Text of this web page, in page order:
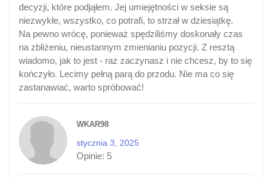
decyzji, które podjąłem. Jej umiejętności w seksie są
niezwykłe, wszystko, co potrafi, to strzał w dziesiątkę.
Na pewno wrócę, ponieważ spędziliśmy doskonały czas
na zbliżeniu, nieustannym zmienianiu pozycji. Z resztą
wiadomo, jak to jest - raz zaczynasz i nie chcesz, by to się
kończyło. Lecimy pełną parą do przodu. Nie ma co się
zastanawiać, warto spróbować!
WKAR98
stycznia 3, 2025
Opinie: 5